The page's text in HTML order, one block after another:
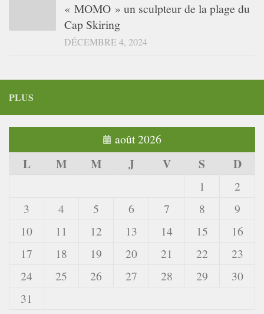
« MOMO » un sculpteur de la plage du
Cap Skiring
DÉCEMBRE 4, 2024
PLUS
août 2026
L M M J V S D
1
2
3
4 5 6 7 8
9
10
11 12 13 14 15
16
17
18 19 20 21 22
23
24
25 26 27 28 29
30
31